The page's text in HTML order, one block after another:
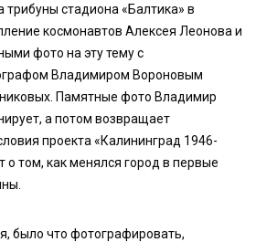
трибуны стадиона «Балтика» в
космонавтов Алексея Леонова и
фото на эту тему с
Владимиром Вороновым
Памятные фото Владимир
а потом возвращает
проекта «Калининград 1946-
о том, как менялся город в первые
было что фотографировать,